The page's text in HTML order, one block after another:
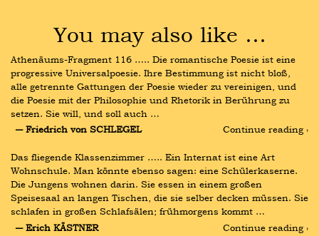
You may also like …
Athenäums-Fragment 116 ….. Die romantische Poesie ist eine
progressive Universalpoesie. Ihre Bestimmung ist nicht bloß,
alle getrennte Gattungen der Poesie wieder zu vereinigen, und
die Poesie mit der Philosophie und Rhetorik in Berührung zu
setzen. Sie will, und soll auch …
― Friedrich von SCHLEGEL
Continue reading ›
Das fliegende Klassenzimmer ….. Ein Internat ist eine Art
Wohnschule. Man könnte ebenso sagen: eine Schülerkaserne.
Die Jungens wohnen darin. Sie essen in einem großen
Speisesaal an langen Tischen, die sie selber decken müssen. Sie
schlafen in großen Schlafsälen; frühmorgens kommt …
― Erich KÄSTNER
Continue reading ›